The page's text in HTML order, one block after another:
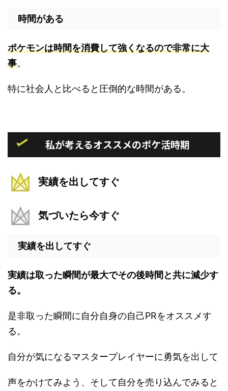
時間がある
ポケモンは時間を消費して強くなるので非常に大
事。
特に社会人と比べると圧倒的な時間がある。
私が考えるオススメのポケ活時期
実績を出してすぐ
気づいたら今すぐ
実績を出してすぐ
実績は取った瞬間が最大でその後時間と共に減少す
る。
是非取った瞬間に自分自身の自己PRをオススメす
る。
自分が気になるマスタープレイヤーに勇気を出して
声をかけてみよう、そして自分を売り込んでみると